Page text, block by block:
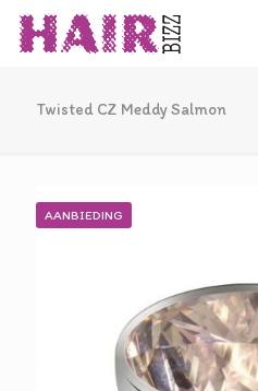
Twisted CZ Meddy Salmon
AANBIEDING